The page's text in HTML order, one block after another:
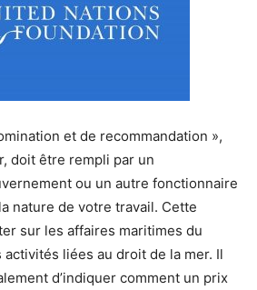
et de recommandation »,
doit être rempli par un
ou un autre fonctionnaire
nature de votre travail. Cette
sur les affaires maritimes du
liées au droit de la mer. Il
d’indiquer comment un prix